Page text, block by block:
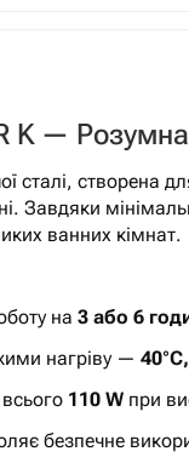
K —
сталі, створена
Завдяки
ванних кімнат.
на3 або 6
нагріву —
110 W при
безпечне